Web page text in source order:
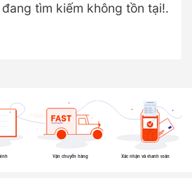
tìm kiếm không tồn tại!.
Vận chuyển hàng Xác nhận và thanh toán